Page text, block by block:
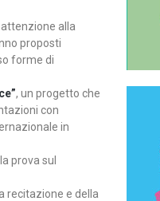
alla
proposti
forme di
, un progetto che
con
in
prova sul
recitazione e della